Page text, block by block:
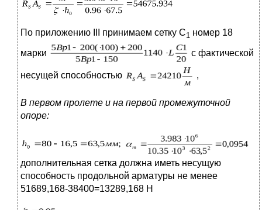
По приложению III принимаем сетку C1 номер 18
марки с фактической
несущей способностью ,
В первом пролете и на первой промежуточной
опоре:
дополнительная сетка должна иметь несущую
способность продольной арматуры не менее
51689,168-38400=13289,168 Н